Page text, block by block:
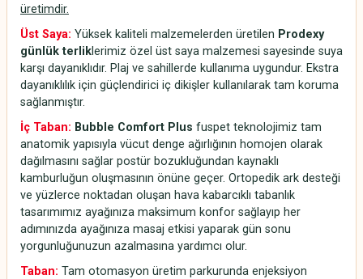
üretimdir.
Üst Saya: Yüksek kaliteli malzemelerden üretilen Prodexy
günlük terliklerimiz özel üst saya malzemesi sayesinde suya
karşı dayanıklıdır. Plaj ve sahillerde kullanıma uygundur. Ekstra
dayanıklılık için güçlendirici iç dikişler kullanılarak tam koruma
sağlanmıştır.
İç Taban: Bubble Comfort Plus fuspet teknolojimiz tam
anatomik yapısıyla vücut denge ağırlığının homojen olarak
dağılmasını sağlar postür bozukluğundan kaynaklı
kamburluğun oluşmasının önüne geçer. Ortopedik ark desteği
ve yüzlerce noktadan oluşan hava kabarcıklı tabanlık
tasarımımız ayağınıza maksimum konfor sağlayıp her
adımınızda ayağınıza masaj etkisi yaparak gün sonu
yorgunluğunuzun azalmasına yardımcı olur.
Taban: Tam otomasyon üretim parkurunda enjeksiyon